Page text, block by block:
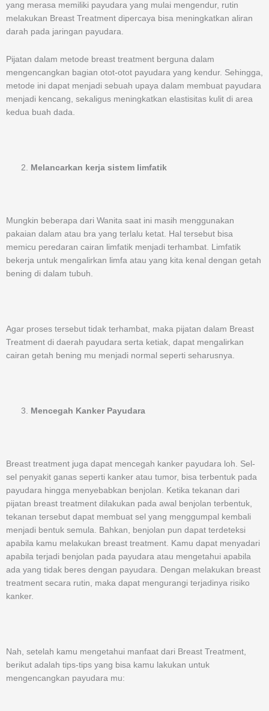
yang merasa memiliki payudara yang mulai mengendur, rutin
melakukan Breast Treatment dipercaya bisa meningkatkan aliran
darah pada jaringan payudara.
Pijatan dalam metode breast treatment berguna dalam
mengencangkan bagian otot-otot payudara yang kendur. Sehingga,
metode ini dapat menjadi sebuah upaya dalam membuat payudara
menjadi kencang, sekaligus meningkatkan elastisitas kulit di area
kedua buah dada.
Melancarkan kerja sistem limfatik
Mungkin beberapa dari Wanita saat ini masih menggunakan
pakaian dalam atau bra yang terlalu ketat. Hal tersebut bisa
memicu peredaran cairan limfatik menjadi terhambat. Limfatik
bekerja untuk mengalirkan limfa atau yang kita kenal dengan getah
bening di dalam tubuh.
Agar proses tersebut tidak terhambat, maka pijatan dalam Breast
Treatment di daerah payudara serta ketiak, dapat mengalirkan
cairan getah bening mu menjadi normal seperti seharusnya.
Mencegah Kanker Payudara
Breast treatment juga dapat mencegah kanker payudara loh. Sel-
sel penyakit ganas seperti kanker atau tumor, bisa terbentuk pada
payudara hingga menyebabkan benjolan. Ketika tekanan dari
pijatan breast treatment dilakukan pada awal benjolan terbentuk,
tekanan tersebut dapat membuat sel yang menggumpal kembali
menjadi bentuk semula. Bahkan, benjolan pun dapat terdeteksi
apabila kamu melakukan breast treatment. Kamu dapat menyadari
apabila terjadi benjolan pada payudara atau mengetahui apabila
ada yang tidak beres dengan payudara. Dengan melakukan breast
treatment secara rutin, maka dapat mengurangi terjadinya risiko
kanker.
Nah, setelah kamu mengetahui manfaat dari Breast Treatment,
berikut adalah tips-tips yang bisa kamu lakukan untuk
mengencangkan payudara mu: